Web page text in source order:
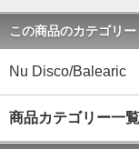
この商品のカテゴリー
Nu Disco/Balearic
商品カテゴリー一覧